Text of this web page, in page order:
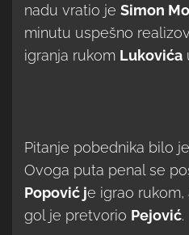
nadu vratio je Simon
minutu uspešno
igranja rukom Lukovića
Pitanje pobednika bilo
Ovoga puta penal se
Popović je igrao rukom,
gol je pretvorio Pejović.